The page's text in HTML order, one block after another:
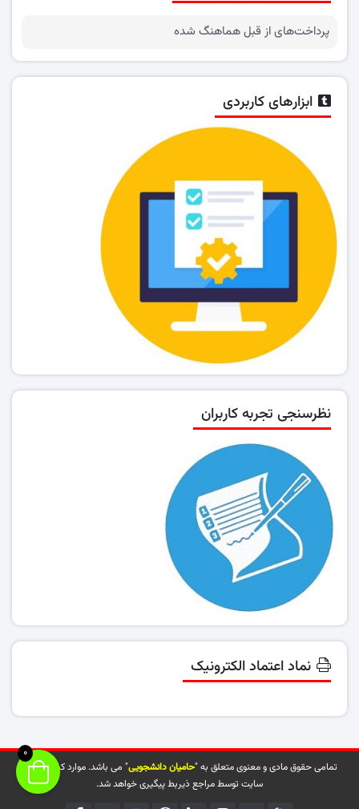
پرداخت‌های از قبل هماهنگ شده
ابزارهای کاربردی
نظرسنجی تجربه کاربران
نماد اعتماد الکترونیک
تمامی حقوق مادی و معنوی متعلق به "حامیان دانشجویی" می باشد. موارد کپی شده از
سایت توسط مراجع ذیربط پیگیری خواهد شد.
0